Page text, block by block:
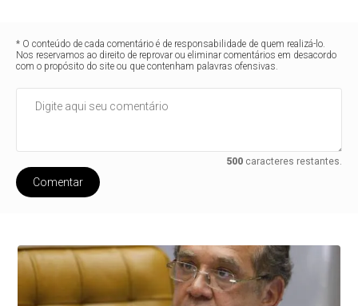
* O conteúdo de cada comentário é de responsabilidade de quem realizá-lo.
Nos reservamos ao direito de reprovar ou eliminar comentários em desacordo
com o propósito do site ou que contenham palavras ofensivas.
500caracteres restantes.
Comentar